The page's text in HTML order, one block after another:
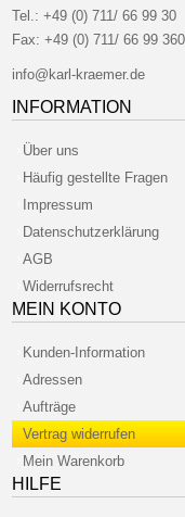
Tel.:+49 (0) 711/ 66 99 30
Fax: +49 (0) 711/ 66 99 360
info@karl-kraemer.de
INFORMATION
Über uns
Häufig gestellte Fragen
Impressum
Datenschutzerklärung
AGB
Widerrufsrecht
MEIN KONTO
Kunden-Information
Adressen
Aufträge
Vertrag widerrufen
Mein Warenkorb
HILFE